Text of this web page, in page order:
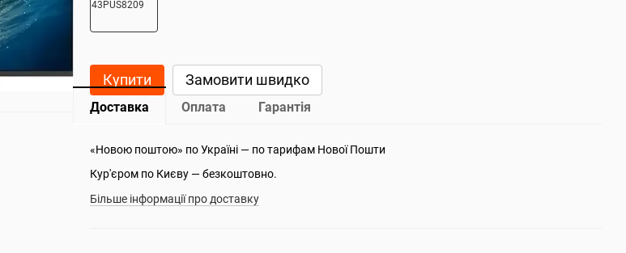
Купити Замовити швидко
Доставка Оплата Гарантія
«Новою поштою» по Україні — по тарифам Нової Пошти
Кур'єром по Києву — безкоштовно.
Більше інформації про доставку